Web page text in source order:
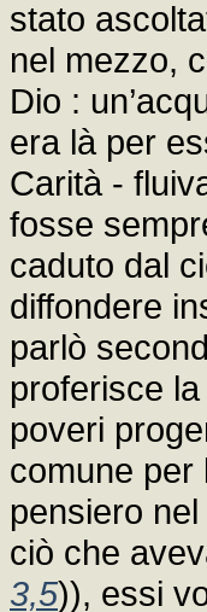
stato
nel mezzo,
Dio :
era là per
Carità -
fosse
caduto dal
diffondere
parlò
proferisce
poveri
comune per
pensiero
ciò che
3,5)), essi